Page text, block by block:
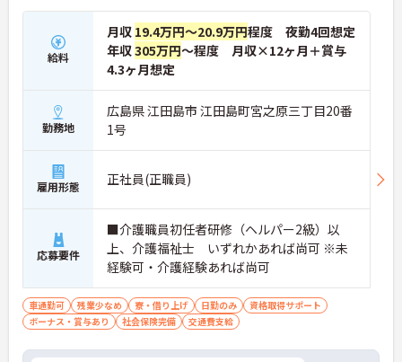
給料
月収 19.4万円～20.9万円程度 夜勤4回想定
年収305万円～程度 月収×12ヶ月＋賞与
4.3ヶ月想定
勤務地
広島県 江田島市 江田島町宮之原三丁目20番
1号
雇用形態 正社員(正職員)
応募要件
■介護職員初任者研修（ヘルパー2級）以
上、介護福祉士 いずれかあれば尚可 ※未
経験可・介護経験あれば尚可
車通勤可 残業少なめ 寮・借り上げ 日勤のみ
資格取得サポート
ボーナス・賞与あり
社会保険完備 交通費支給